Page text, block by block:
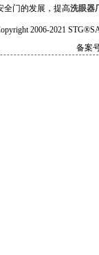
全门的发展，提高洗眼器
2006-2021
备案